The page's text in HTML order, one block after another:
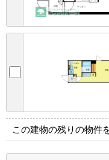
この建物の残りの物件